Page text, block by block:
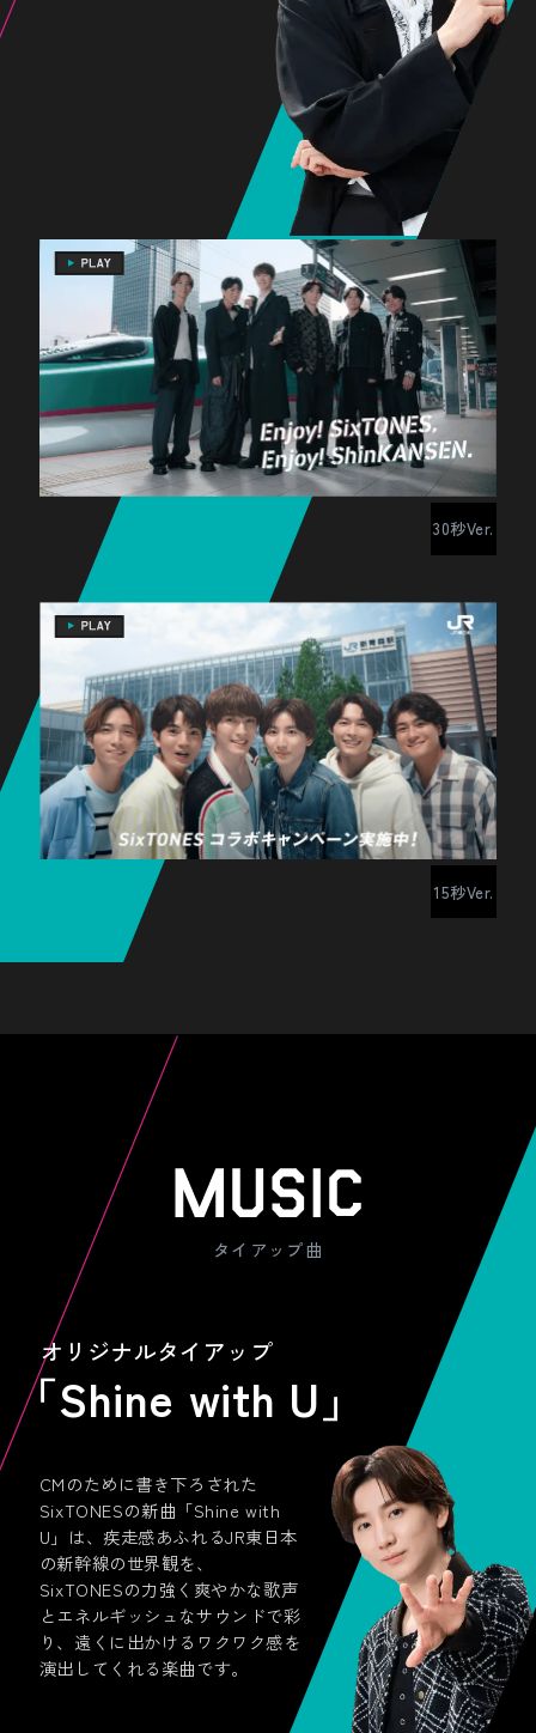
30秒Ver.
15秒Ver.
タイアップ曲
オリジナルタイアップ
「Shine with U」
CMのために書き下ろされた
SixTONESの新曲「Shine with
U」は、疾走感あふれるJR東日本
の新幹線の世界観を、
SixTONESの力強く爽やかな歌声
とエネルギッシュなサウンドで彩
り、遠くに出かけるワクワク感を
演出してくれる楽曲です。